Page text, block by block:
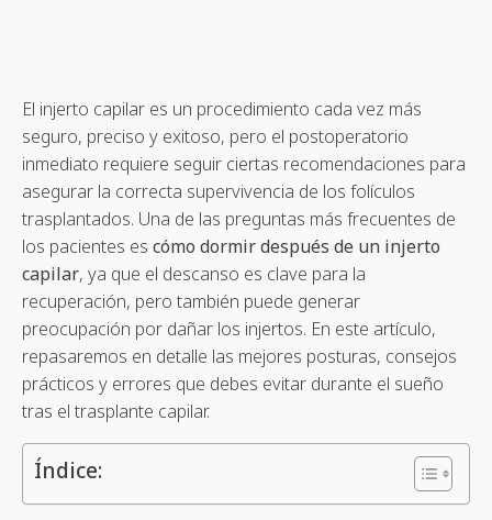
El injerto capilar es un procedimiento cada vez más
seguro, preciso y exitoso, pero el postoperatorio
inmediato requiere seguir ciertas recomendaciones para
asegurar la correcta supervivencia de los folículos
trasplantados. Una de las preguntas más frecuentes de
los pacientes es cómo dormir después de un injerto
capilar, ya que el descanso es clave para la
recuperación, pero también puede generar
preocupación por dañar los injertos. En este artículo,
repasaremos en detalle las mejores posturas, consejos
prácticos y errores que debes evitar durante el sueño
tras el trasplante capilar.
Índice: